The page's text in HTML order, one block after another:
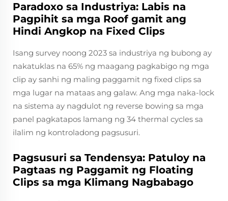
Paradoxo sa Industriya: Labis na
Pagpihit sa mga Roof gamit ang
Hindi Angkop na Fixed Clips
Isang survey noong 2023 sa industriya ng bubong ay
nakatuklas na 65% ng maagang pagkabigo ng mga
clip ay sanhi ng maling paggamit ng fixed clips sa
mga lugar na mataas ang galaw. Ang mga naka-lock
na sistema ay nagdulot ng reverse bowing sa mga
panel pagkatapos lamang ng 34 thermal cycles sa
ilalim ng kontroladong pagsusuri.
Pagsusuri sa Tendensya: Patuloy na
Pagtaas ng Paggamit ng Floating
Clips sa mga Klimang Nagbabago